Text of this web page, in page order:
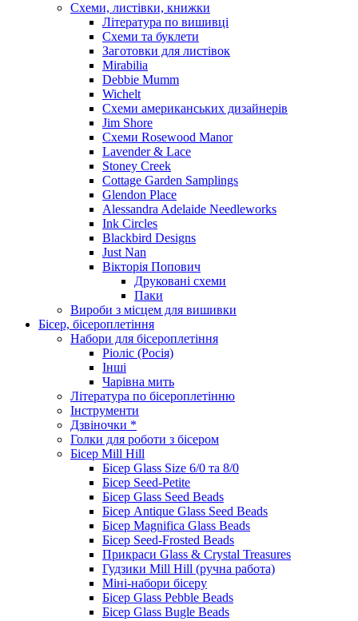
Схеми, листівки, книжки
Література по вишивці
Схеми та буклети
Заготовки для листівок
Mirabilia
Debbie Mumm
Wichelt
Схеми американських дизайнерів
Jim Shore
Cхеми Rosewood Manor
Lavender & Lace
Stoney Creek
Cottage Garden Samplings
Glendon Place
Alessandra Adelaide Needleworks
Ink Circles
Blackbird Designs
Just Nan
Вікторія Попович
Друковані схеми
Паки
Вироби з місцем для вишивки
Бісер, бісероплетіння
Набори для бісероплетіння
Ріоліс (Росія)
Інші
Чарівна мить
Література по бісероплетінню
Інструменти
Дзвіночки *
Голки для роботи з бісером
Бісер Mill Hill
Бісер Glass Size 6/0 та 8/0
Бісер Seed-Petite
Бісер Glass Seed Beads
Бісер Antique Glass Seed Beads
Бісер Magnifica Glass Beads
Бісер Seed-Frosted Beads
Прикраси Glass & Crystal Treasures
Гудзики Mill Hill (ручна работа)
Міні-набори бісеру
Бісер Glass Pebble Beads
Бісер Glass Bugle Beads